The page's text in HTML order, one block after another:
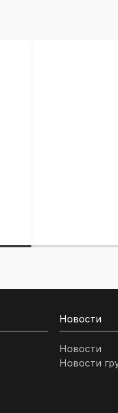
Новости
Новости
Новости